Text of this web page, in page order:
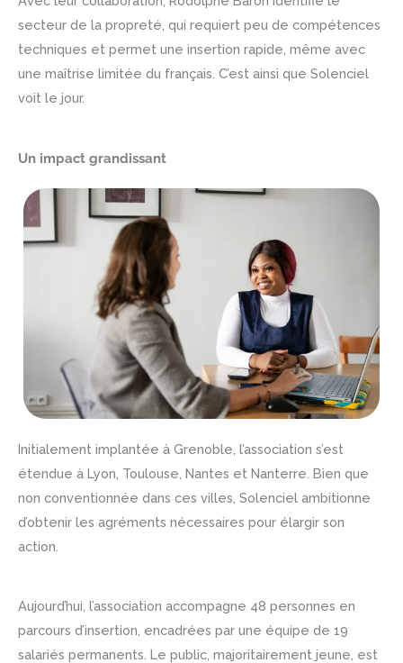
secteur de la propreté, qui requiert peu de compétences
techniques et permet une insertion rapide, même avec
une maîtrise limitée du français. C’est ainsi que Solenciel
voit le jour.
Un impact grandissant
Initialement implantée à Grenoble, l’association s’est
étendue à Lyon, Toulouse, Nantes et Nanterre. Bien que
non conventionnée dans ces villes, Solenciel ambitionne
d’obtenir les agréments nécessaires pour élargir son
action.
Aujourd’hui, l’association accompagne 48 personnes en
parcours d’insertion, encadrées par une équipe de 19
salariés permanents. Le public, majoritairement jeune, est